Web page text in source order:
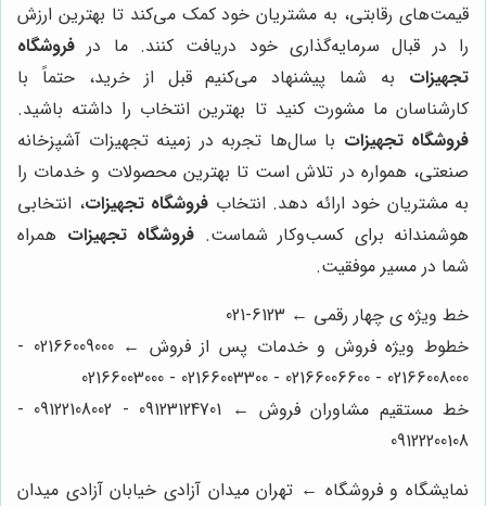
قیمت‌های رقابتی، به مشتریان خود کمک می‌کند تا بهترین ارزش
را در قبال سرمایه‌گذاری خود دریافت کنند. ما در فروشگاه
تجهیزات به شما پیشنهاد می‌کنیم قبل از خرید، حتماً با
کارشناسان ما مشورت کنید تا بهترین انتخاب را داشته باشید.
فروشگاه تجهیزات با سال‌ها تجربه در زمینه تجهیزات آشپزخانه
صنعتی، همواره در تلاش است تا بهترین محصولات و خدمات را
به مشتریان خود ارائه دهد. انتخاب فروشگاه تجهیزات، انتخابی
هوشمندانه برای کسب‌وکار شماست. فروشگاه تجهیزات همراه
شما در مسیر موفقیت.
خط ویژه ی چهار رقمی ← 6123-021
خطوط ویژه فروش و خدمات پس از فروش ← 02166009000 -
02166008000 - 02166006600 - 02166003300 - 02166003000
خط مستقیم مشاوران فروش ← 09123124701 - 09122108002 -
09122200108
نمایشگاه و فروشگاه ← تهران میدان آزادی خیابان آزادی میدان